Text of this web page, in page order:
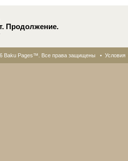
Продолжение.
Baku Pages™. Все права защищены • Условия